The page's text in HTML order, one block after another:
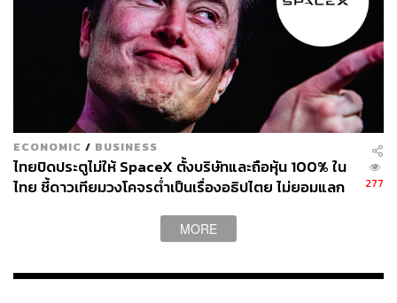
ECONOMIC / BUSINESS
ไทยปิดประตูไม่ให้ SpaceX ตั้งบริษัทและถือหุ้น 100% ใน
ไทย ชี้ดาวเทียมวงโคจรต่ำเป็นเรื่องอธิปไตย ไม่ยอมแลก
277
MORE